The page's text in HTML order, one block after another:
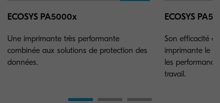
ECOSYS PA5000x
Une imprimante très performante
combinée aux solutions de protection des
données.
ECOSYS
Son efficacité
imprimante le
les
travail.